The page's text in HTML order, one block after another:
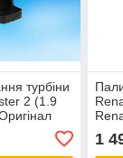
турбіни
2 (1.9
1